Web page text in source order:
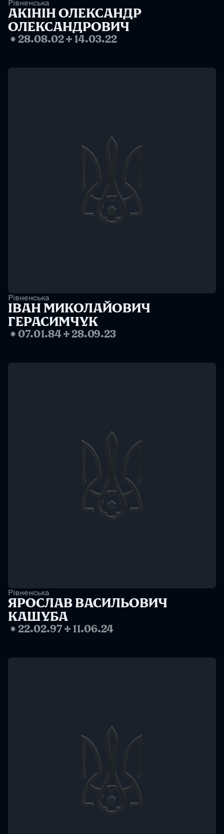
Рівненська
АКІНІН ОЛЕКСАНДР
ОЛЕКСАНДРОВИЧ
❋28.08.02✢ 14.03.22
Рівненська
ІВАН МИКОЛАЙОВИЧ
ГЕРАСИМЧУК
❋07.01.84✢28.09.23
Рівненська
ЯРОСЛАВ ВАСИЛЬОВИЧ
КАШУБА
❋22.02.97✢ 11.06.24